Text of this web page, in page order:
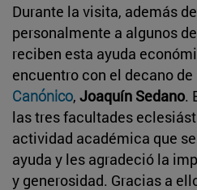
Durante la visita, además
personalmente a algunos
reciben esta ayuda
encuentro con el decano de
Canónico, Joaquín Sedano.
las tres facultades
actividad académica que
ayuda y les agradeció la
y generosidad. Gracias a